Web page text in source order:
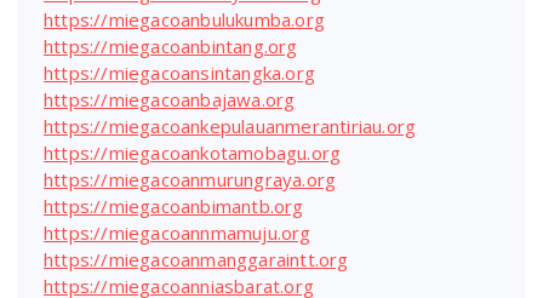
https://miegacoanbulukumba.org
https://miegacoanbintang.org
https://miegacoansintangka.org
https://miegacoanbajawa.org
https://miegacoankepulauanmerantiriau.org
https://miegacoankotamobagu.org
https://miegacoanmurungraya.org
https://miegacoanbimantb.org
https://miegacoannmamuju.org
https://miegacoanmanggaraintt.org
https://miegacoanniasbarat.org